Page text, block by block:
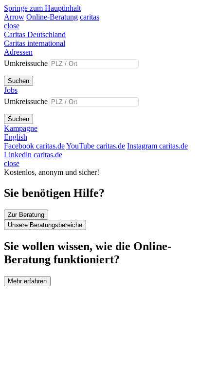
Springe zum Hauptinhalt
Arrow Online-Beratung caritas
close
Caritas Deutschland
Caritas international
Adressen
Umkreissuche
Suchen
Jobs
Umkreissuche
Suchen
Kampagne
English
Facebook caritas.deYouTube caritas.de Instagram caritas.de
Linkedin caritas.de
close
Kostenlos, anonym und sicher!
Sie benötigen Hilfe?
Zur Beratung
Unsere Beratungsbereiche
Sie wollen wissen, wie die Online-
Beratung funktioniert?
Mehr erfahren